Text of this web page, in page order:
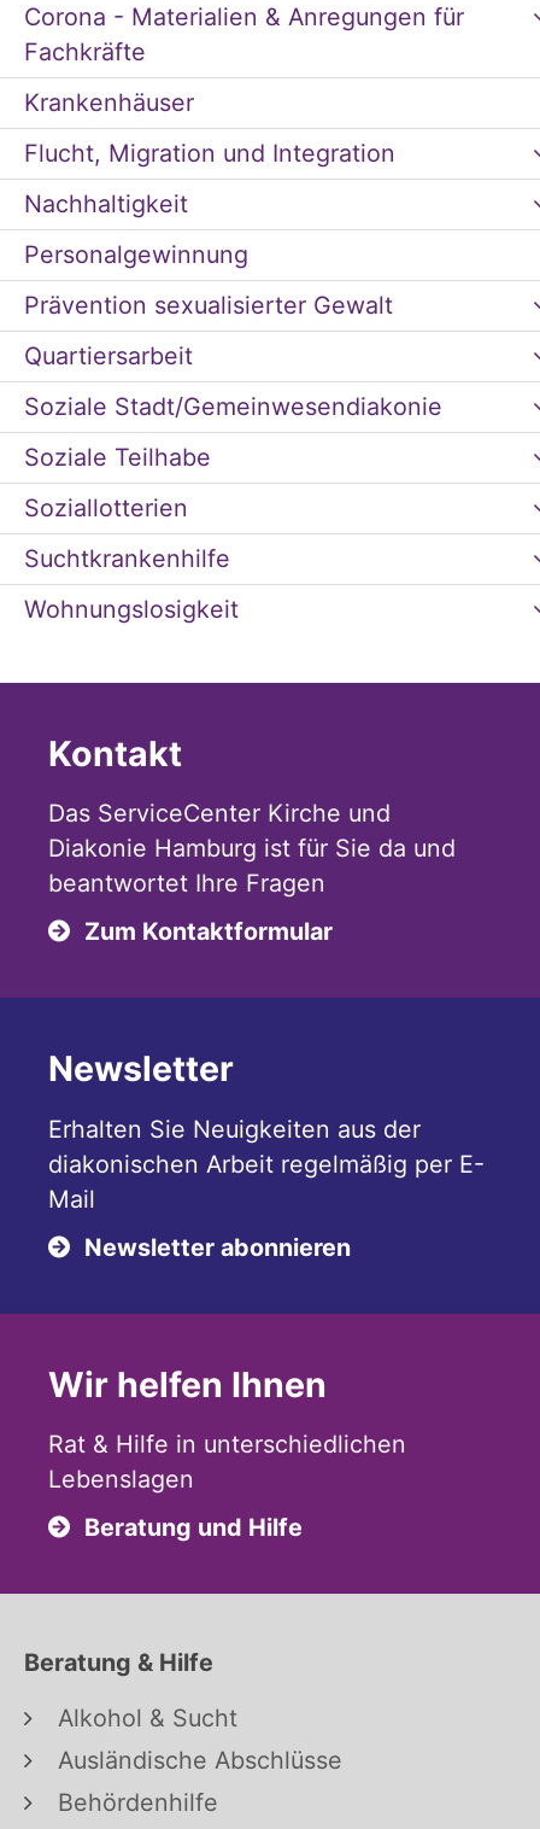
Corona - Materialien & Anregungen für
Fachkräfte
Krankenhäuser
Flucht, Migration und Integration
Nachhaltigkeit
Personalgewinnung
Prävention sexualisierter Gewalt
Quartiersarbeit
Soziale Stadt/Gemeinwesendiakonie
Soziale Teilhabe
Soziallotterien
Suchtkrankenhilfe
Wohnungslosigkeit
Kontakt
Das ServiceCenter Kirche und
Diakonie Hamburg ist für Sie da und
beantwortet Ihre Fragen
Zum Kontaktformular
Newsletter
Erhalten Sie Neuigkeiten aus der
diakonischen Arbeit regelmäßig per E-
Mail
Newsletter abonnieren
Wir helfen Ihnen
Rat & Hilfe in unterschiedlichen
Lebenslagen
Beratung und Hilfe
Beratung & Hilfe
Alkohol & Sucht
Ausländische Abschlüsse
Behördenhilfe